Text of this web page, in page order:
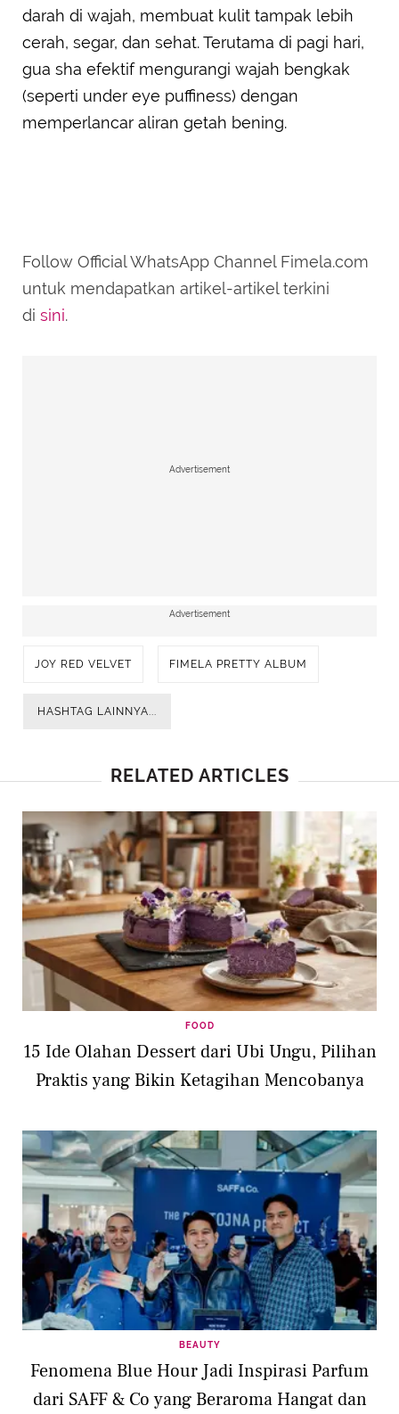
darah di wajah, membuat kulit tampak lebih
cerah, segar, dan sehat. Terutama di pagi hari,
gua sha efektif mengurangi wajah bengkak
(seperti under eye puffiness) dengan
memperlancar aliran getah bening.
Follow Official WhatsApp Channel Fimela.com
untuk mendapatkan artikel-artikel terkini
di sini.
Advertisement
Advertisement
JOY RED VELVET FIMELA PRETTY ALBUM
HASHTAG LAINNYA...
RELATED ARTICLES
FOOD
15 Ide Olahan Dessert dari Ubi Ungu, Pilihan
Praktis yang Bikin Ketagihan Mencobanya
BEAUTY
Fenomena Blue Hour Jadi Inspirasi Parfum
dari SAFF & Co yang Beraroma Hangat dan